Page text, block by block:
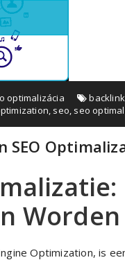
optimalizácia
, seo, seo
SEO
Worden
Optimization, is